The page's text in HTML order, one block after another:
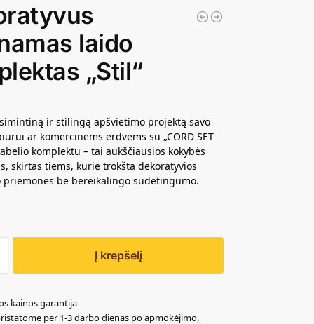
laido
„Stil“
ir stilingą apšvietimo projektą savo
ar komercinėms erdvėms su „CORD SET
komplektu – tai aukščiausios kokybės
skirtas tiems, kurie trokšta dekoratyvios
priemonės be bereikalingo sudėtingumo.
Į krepšelį
kainos garantija
per 1-3 darbo dienas po apmokėjimo,